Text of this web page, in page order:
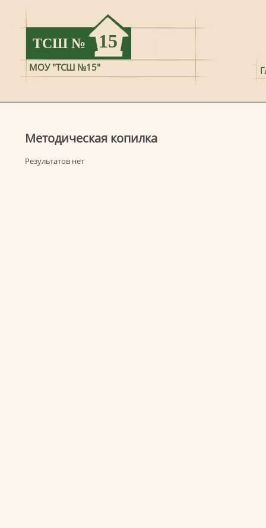
ТСШ № 15
МОУ "ТСШ №15"
Методическая копилка
Результатов нет